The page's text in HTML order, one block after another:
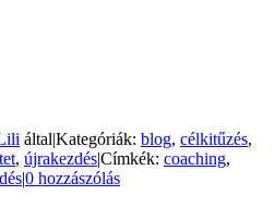
által|Kategóriák: blog, célkitűzés,
, újrakezdés|Címkék: coaching,
|0 hozzászólás